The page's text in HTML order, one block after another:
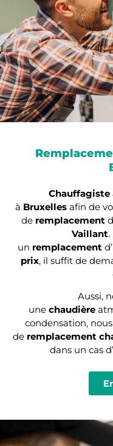
Chauffagiste
à Bruxelles afin de
de remplacement
Vaillant
un remplacement
prix, il suffit de
Aussi,
une chaudière
condensation,
de remplacement
dans un cas d’